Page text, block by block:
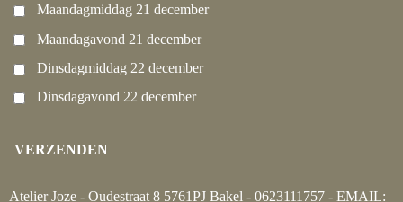
Maandagmiddag 21 december
Maandagavond 21 december
Dinsdagmiddag 22 december
Dinsdagavond 22 december
VERZENDEN
Atelier Joze - Oudestraat 8 5761PJ Bakel - 0623111757 - EMAIL: